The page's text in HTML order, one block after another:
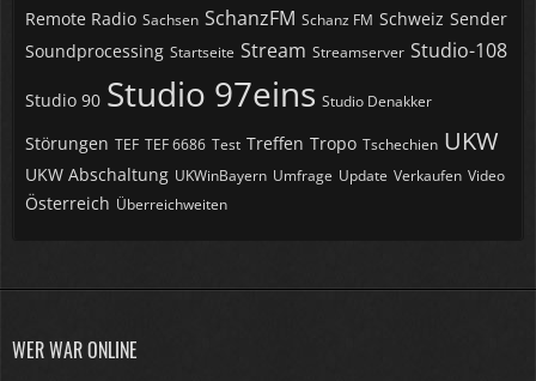
Remote Radio Sachsen SchanzFM Schanz FM Schweiz Sender
Soundprocessing Startseite Stream Streamserver Studio-108
Studio 90 Studio 97eins Studio Denakker
Störungen TEF TEF 6686 Test Treffen Tropo Tschechien UKW
UKW Abschaltung UKWinBayern Umfrage Update Verkaufen Video
Österreich Überreichweiten
WER WAR ONLINE